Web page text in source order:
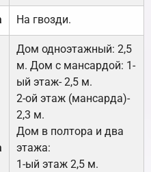
На гвозди.
Дом одноэтажный: 2,5
м. Дом с мансардой: 1-
ый этаж- 2,5 м.
2-ой этаж (мансарда)-
2,3 м.
Дом в полтора и два
этажа:
1-ый этаж 2,5 м.